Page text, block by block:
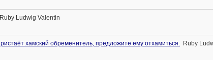
Ruby Ludwig Valentin
хамский обременитель, предложите ему отхамиться.
Ruby